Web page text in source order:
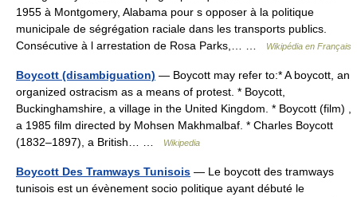
1955 à Montgomery, Alabama pour s opposer à la politique
municipale de ségrégation raciale dans les transports publics.
Consécutive à l arrestation de Rosa Parks,… …
Wikipédia en Français
Boycott (disambiguation) — Boycott may refer to:* A boycott, an
organized ostracism as a means of protest. * Boycott,
Buckinghamshire, a village in the United Kingdom. * Boycott (film) ,
a 1985 film directed by Mohsen Makhmalbaf. * Charles Boycott
(1832–1897), a British… …
Wikipedia
Boycott Des Tramways Tunisois — Le boycott des tramways
tunisois est un évènement socio politique ayant débuté le